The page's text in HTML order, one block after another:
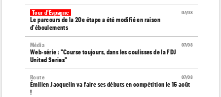
07/08
Tour d'Espagne
Le parcours de la 20e étape a été modifié en raison
d'éboulements
07/08
Média
Web-série : "Course toujours, dans les coulisses de la FDJ
United Series"
07/08
Route
Émilien Jacquelin va faire ses débuts en compétition le 16 août
!